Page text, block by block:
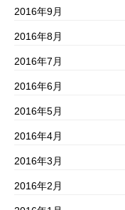
2016年9月
2016年8月
2016年7月
2016年6月
2016年5月
2016年4月
2016年3月
2016年2月